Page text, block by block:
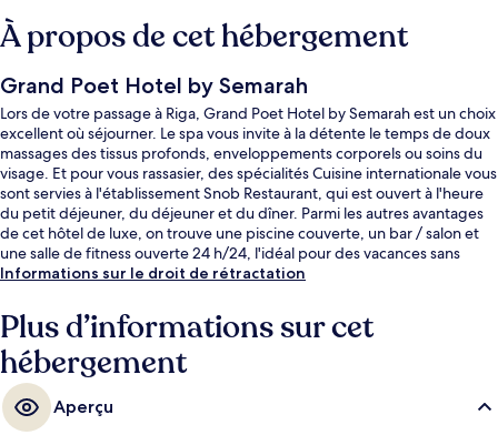
À propos de cet hébergement
Grand Poet Hotel by Semarah
Lors de votre passage à Riga, Grand Poet Hotel by Semarah est un choix
excellent où séjourner. Le spa vous invite à la détente le temps de doux
massages des tissus profonds, enveloppements corporels ou soins du
visage. Et pour vous rassasier, des spécialités Cuisine internationale vous
sont servies à l'établissement Snob Restaurant, qui est ouvert à l'heure
du petit déjeuner, du déjeuner et du dîner. Parmi les autres avantages
de cet hôtel de luxe, on trouve une piscine couverte, un bar / salon et
une salle de fitness ouverte 24 h/24, l'idéal pour des vacances sans
soucis. Les autres voyageurs ne tarissent pas d'éloges en ce qui
Informations sur le droit de rétractation
Plus d’informations sur cet
hébergement
Aperçu